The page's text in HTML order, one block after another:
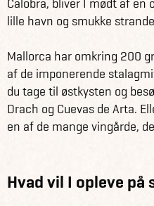
lille havn og smukke
Mallorca har omkring 200
af de imponerende
du tage til østkysten og
Drach og Cuevas de Arta.
en af de mange vingårde,
Hvad vil I opleve på